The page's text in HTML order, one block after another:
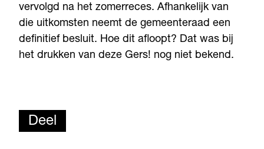
vervolgd na het zomerreces. Afhankelijk van
die uitkomsten neemt de gemeenteraad een
definitief besluit. Hoe dit afloopt? Dat was bij
het drukken van deze Gers! nog niet bekend.
Deel